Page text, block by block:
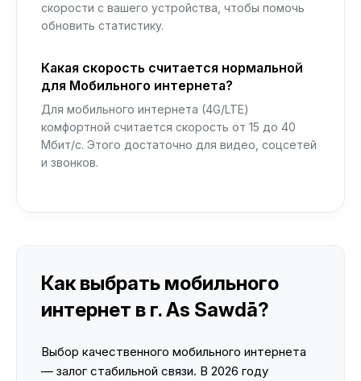
скорости с вашего устройства, чтобы помочь
обновить статистику.
Какая скорость считается нормальной
для Мобильного интернета?
Для мобильного интернета (4G/LTE)
комфортной считается скорость от 15 до 40
Мбит/с. Этого достаточно для видео, соцсетей
и звонков.
Как выбрать мобильного
интернет в г. As Sawdā?
Выбор качественного мобильного интернета
— залог стабильной связи. В 2026 году